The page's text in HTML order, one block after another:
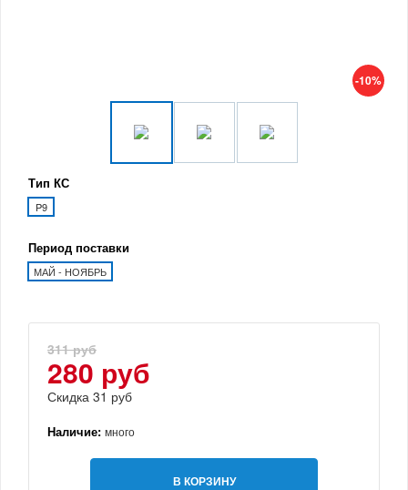
-10%
Тип КС
P9
Период поставки
МАЙ - НОЯБРЬ
311 руб
280 руб
Скидка 31 руб
Наличие: много
В КОРЗИНУ